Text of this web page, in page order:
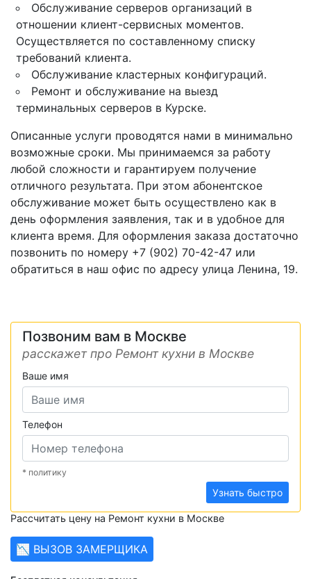
Обслуживание серверов организаций в
отношении клиент-сервисных моментов.
Осуществляется по составленному списку
требований клиента.
Обслуживание кластерных конфигураций.
Ремонт и обслуживание на выезд
терминальных серверов в Курске.
Описанные услуги проводятся нами в минимально
возможные сроки. Мы принимаемся за работу
любой сложности и гарантируем получение
отличного результата. При этом абонентское
обслуживание может быть осуществлено как в
день оформления заявления, так и в удобное для
клиента время. Для оформления заказа достаточно
позвонить по номеру +7 (902) 70-42-47 или
обратиться в наш офис по адресу улица Ленина, 19.
Позвоним вам в Москве
расскажет про Ремонт кухни в Москве
Ваше имя
Телефон
* политику
Узнать быстро
Рассчитать цену на Ремонт кухни в Москве
📉 ВЫЗОВ ЗАМЕРЩИКА